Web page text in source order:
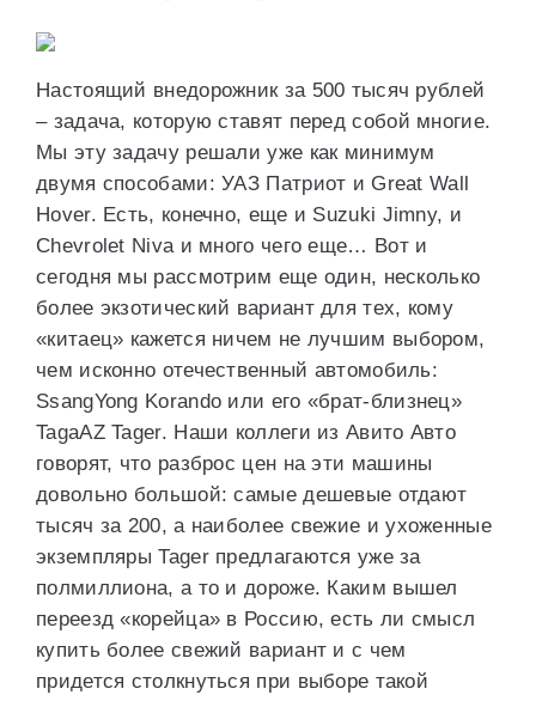
Настоящий внедорожник за 500 тысяч рублей
– задача, которую ставят перед собой многие.
Мы эту задачу решали уже как минимум
двумя способами: УАЗ Патриот и Great Wall
Hover. Есть, конечно, еще и Suzuki Jimny, и
Chevrolet Niva и много чего еще… Вот и
сегодня мы рассмотрим еще один, несколько
более экзотический вариант для тех, кому
«китаец» кажется ничем не лучшим выбором,
чем исконно отечественный автомобиль:
SsangYong Korando или его «брат-близнец»
TagaAZ Tager. Наши коллеги из Авито Авто
говорят, что разброс цен на эти машины
довольно большой: самые дешевые отдают
тысяч за 200, а наиболее свежие и ухоженные
экземпляры Tager предлагаются уже за
полмиллиона, а то и дороже. Каким вышел
переезд «корейца» в Россию, есть ли смысл
купить более свежий вариант и с чем
придется столкнуться при выборе такой